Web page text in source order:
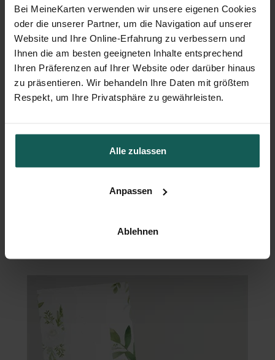
Bei MeineKarten verwenden wir unsere eigenen Cookies
oder die unserer Partner, um die Navigation auf unserer
Website und Ihre Online-Erfahrung zu verbessern und
Ihnen die am besten geeigneten Inhalte entsprechend
Ihren Präferenzen auf Ihrer Website oder darüber hinaus
zu präsentieren. Wir behandeln Ihre Daten mit größtem
Respekt, um Ihre Privatsphäre zu gewährleisten.
Alle zulassen
Anpassen
Ablehnen